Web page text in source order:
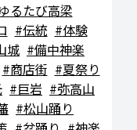
ゆるたび高梁
伝統
体験
城
備中神楽
商店街
夏祭り
巨岩
弥高山
松山踊り